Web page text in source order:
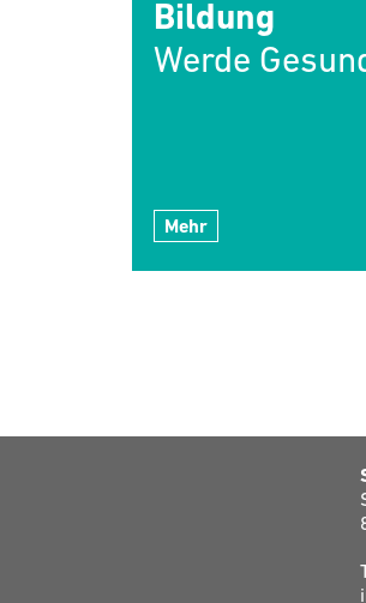
Bildung
Werde
Mehr